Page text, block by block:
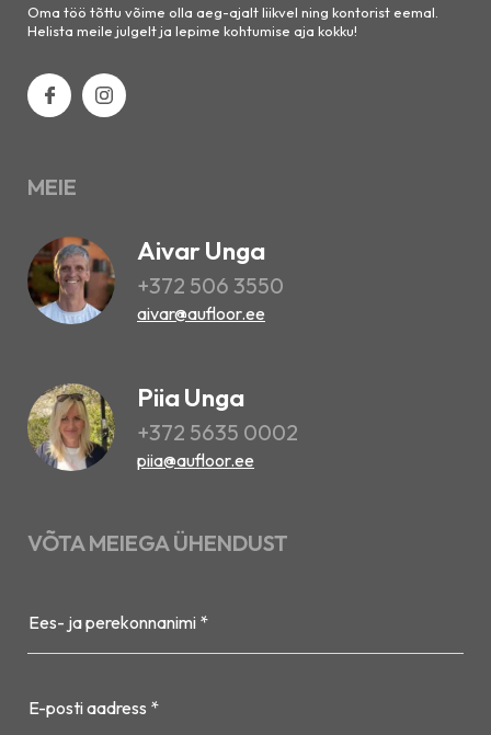
Oma töö tõttu võime olla aeg-ajalt liikvel ning kontorist eemal.
Helista meile julgelt ja lepime kohtumise aja kokku!
MEIE
Aivar Unga
+372 506 3550
aivar@aufloor.ee
Piia Unga
+372 5635 0002
piia@aufloor.ee
VÕTA MEIEGA ÜHENDUST
Ees- ja perekonnanimi *
E-posti aadress *